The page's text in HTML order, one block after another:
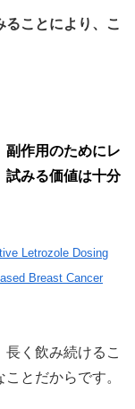
ことにより、こ
副作用のためにレ
試みる価値は十分
Letrozole Dosing
Breast Cancer
く飲み続けるこ
とだからです。